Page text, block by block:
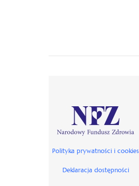
Polityka prywatności i cookies
Deklaracja dostępności